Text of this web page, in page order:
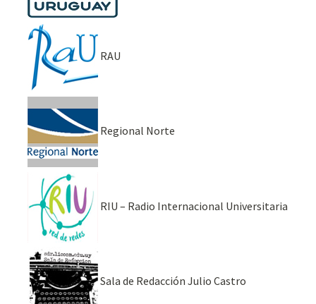
RAU
Regional Norte
RIU – Radio Internacional Universitaria
Sala de Redacción Julio Castro